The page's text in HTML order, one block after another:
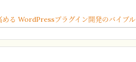
める WordPressプラグイン開発のバイブル